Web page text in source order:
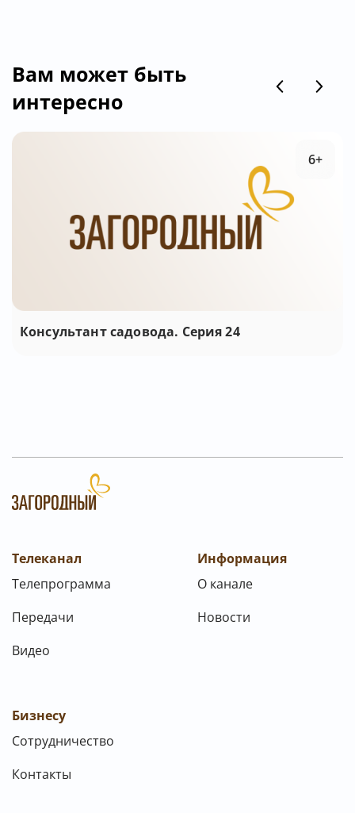
Вам может быть
интересно
Консультант садовода. Серия 24
6+
Телеканал
Телепрограмма
Передачи
Видео
Информация
О канале
Новости
Бизнесу
Сотрудничество
Контакты